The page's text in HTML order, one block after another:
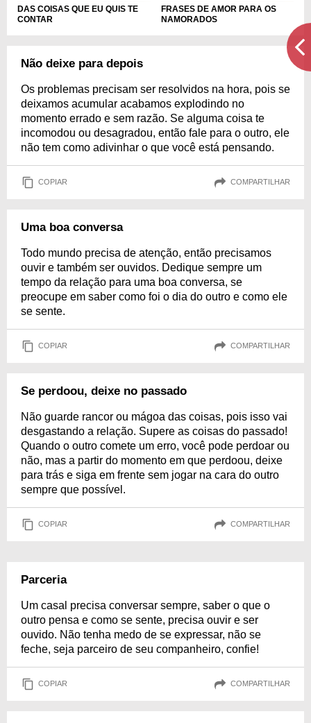
DAS COISAS QUE EU QUIS TE
CONTAR
FRASES DE AMOR PARA OS
NAMORADOS
Não deixe para depois
Os problemas precisam ser resolvidos na hora, pois se
deixamos acumular acabamos explodindo no
momento errado e sem razão. Se alguma coisa te
incomodou ou desagradou, então fale para o outro, ele
não tem como adivinhar o que você está pensando.
COPIAR COMPARTILHAR
Uma boa conversa
Todo mundo precisa de atenção, então precisamos
ouvir e também ser ouvidos. Dedique sempre um
tempo da relação para uma boa conversa, se
preocupe em saber como foi o dia do outro e como ele
se sente.
COPIAR COMPARTILHAR
Se perdoou, deixe no passado
Não guarde rancor ou mágoa das coisas, pois isso vai
desgastando a relação. Supere as coisas do passado!
Quando o outro comete um erro, você pode perdoar ou
não, mas a partir do momento em que perdoou, deixe
para trás e siga em frente sem jogar na cara do outro
sempre que possível.
COPIAR COMPARTILHAR
Parceria
Um casal precisa conversar sempre, saber o que o
outro pensa e como se sente, precisa ouvir e ser
ouvido. Não tenha medo de se expressar, não se
feche, seja parceiro de seu companheiro, confie!
COPIAR COMPARTILHAR